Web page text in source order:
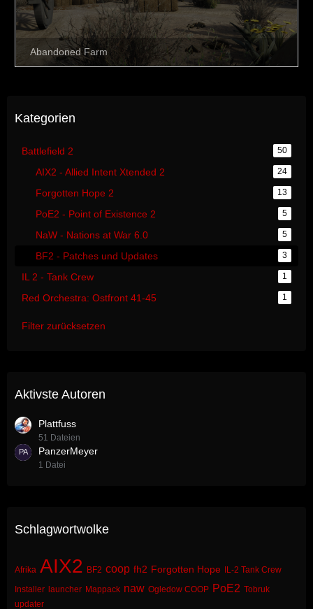
Kategorien
Battlefield 2 50
AIX2 - Allied Intent Xtended 2 24
Forgotten Hope 2 13
PoE2 - Point of Existence 2 5
NaW - Nations at War 6.0 5
BF2 - Patches und Updates 3
IL 2 - Tank Crew 1
Red Orchestra: Ostfront 41-45 1
Filter zurücksetzen
Aktivste Autoren
Plattfuss
51 Dateien
PanzerMeyer
1 Datei
Schlagwortwolke
Afrika AIX2 BF2 coop fh2 Forgotten Hope
IL-2 Tank Crew
Installer launcher Mappack naw Ogledow COOP PoE2 Tobruk
updater